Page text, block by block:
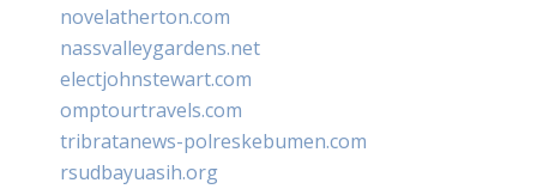
novelatherton.com
nassvalleygardens.net
electjohnstewart.com
omptourtravels.com
tribratanews-polreskebumen.com
rsudbayuasih.org